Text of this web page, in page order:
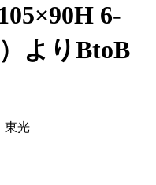
6-
よりBtoB
東光